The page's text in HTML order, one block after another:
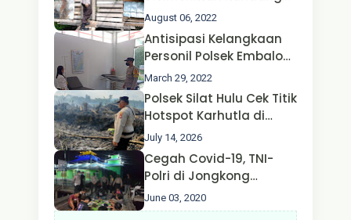
Ternak Kambing warga
Oleh Satgas Ops Aman
Nusa II Polda Kalbar*
August 06, 2022
Antisipasi Kelangkaan
Personil Polsek Embaloh
Hulu Gencar Lakukan
Pengecekan Oksigen
March 29, 2022
Polsek Silat Hulu Cek Titik
Hotspot Karhutla di
Desa Nanga Dangkan,
Api Ditemukan Sudah
Padam
July 14, 2026
Cegah Covid-19, TNI-
Polri di Jongkong
Himbau Masyarakat
Jangan Kumpul Hinga
June 03, 2020